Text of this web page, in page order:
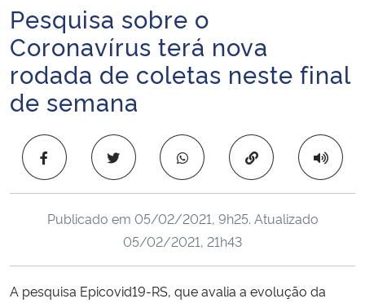
Ministério da Infraestrutura
Ministério da Agricultura, Pecuária e Abastecimento
Ministério da Cidadania
Ministério de Minas e Energia
Ministério da Ciência, Tecnologia, Inovações e Comunicações
Início do conteúdo
Pesquisa sobre o
Coronavírus terá nova
rodada de coletas neste final
de semana
Copiar para área
Publicado em 05/02/2021, 9h25. Atualizado
05/02/2021, 21h43
A pesquisa Epicovid19-RS, que avalia a evolução da